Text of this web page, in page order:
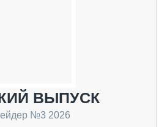
ВЫПУСК
№3 2026